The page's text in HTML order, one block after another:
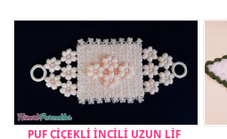
PUF ÇİÇEKLİ İNCİLİ UZUN LİF